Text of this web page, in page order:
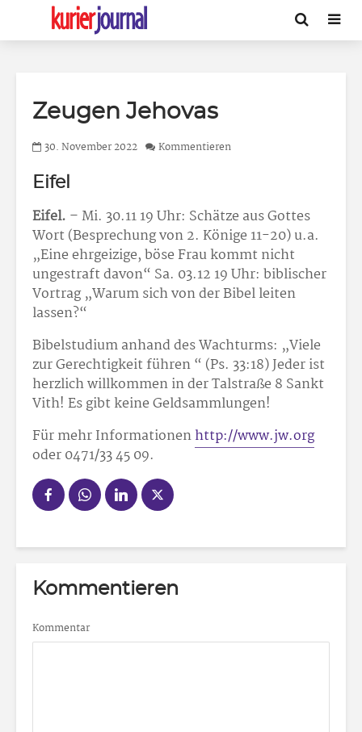
Zeugen Jehovas
30. November 2022 Kommentieren
Eifel
Eifel. – Mi. 30.11 19 Uhr: Schätze aus Gottes
Wort (Besprechung von 2. Könige 11-20) u.a.
„Eine ehrgeizige, böse Frau kommt nicht
ungestraft davon“ Sa. 03.12 19 Uhr: biblischer
Vortrag „Warum sich von der Bibel leiten
lassen?“
Bibelstudium anhand des Wachturms: „Viele
zur Gerechtigkeit führen “ (Ps. 33:18) Jeder ist
herzlich willkommen in der Talstraße 8 Sankt
Vith! Es gibt keine Geldsammlungen!
Für mehr Informationenhttp://www.jw.org
oder 0471/33 45 09.
Kommentieren
Kommentar